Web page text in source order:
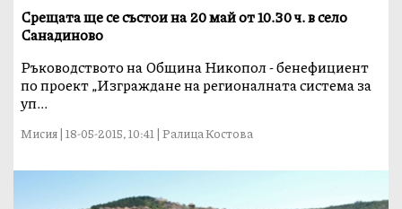
Срещата ще се състои на 20 май от 10.30 ч. в село
Санадиново
Ръководството на Община Никопол - бенефициент
по проект „Изграждане на регионалната система за
уп...
Мисия | 18-05-2015, 10:41 | Ралица Костова